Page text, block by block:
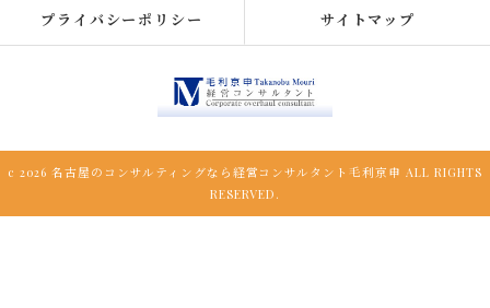
プライバシーポリシー サイトマップ
c 2026 名古屋のコンサルティングなら経営コンサルタント毛利京申 ALL RIGHTS
RESERVED.